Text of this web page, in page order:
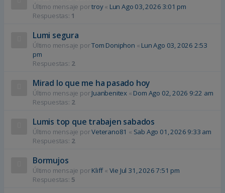
Último mensaje portroy« Lun Ago 03, 2026 3:01 pm
Respuestas: 1
Lumi segura
Último mensaje porTom Doniphon « Lun Ago 03, 2026 2:53
pm
Respuestas: 2
Mirad lo que me ha pasado hoy
Último mensaje porJuanbenitex « Dom Ago 02, 2026 9:22 am
Respuestas: 2
Lumis top que trabajen sabados
Último mensaje porVeterano81 « Sab Ago 01, 2026 9:33 am
Respuestas: 2
Bormujos
Último mensaje porKliff« Vie Jul 31, 2026 7:51 pm
Respuestas: 5